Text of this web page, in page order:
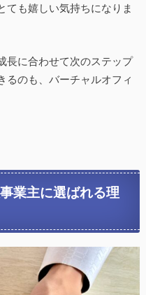
ても嬉しい気持ちになりま
長に合わせて次のステップ
るのも、バーチャルオフィ
業主に選ばれる理